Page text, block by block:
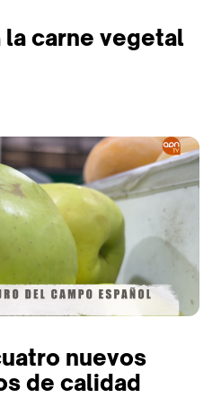
carne vegetal
nuevos
de calidad